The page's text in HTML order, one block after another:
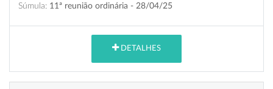
Súmula: 11ª reunião ordinária - 28/04/25
DETALHES